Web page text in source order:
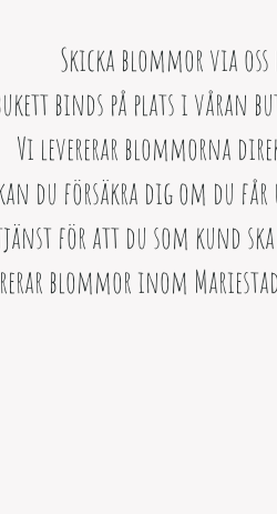
Skicka blommor via oss
binds på plats i våran
Vi levererar blommorna
du försäkra dig om du
för att du som kund
blommor inom